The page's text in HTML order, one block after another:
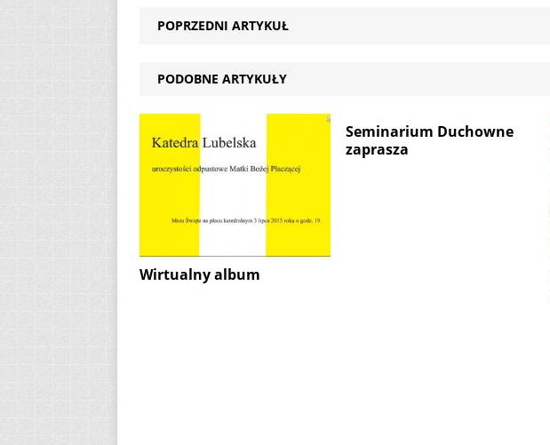
POPRZEDNI ARTYKUŁ
PODOBNE ARTYKUŁY
Wirtualny album
Seminarium Duchowne
zaprasza